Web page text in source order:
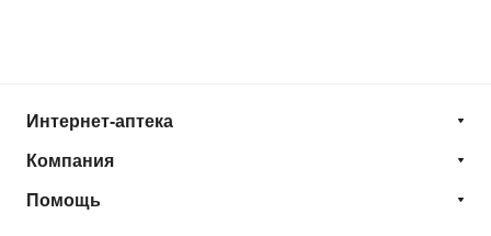
Интернет-аптека
Компания
Помощь